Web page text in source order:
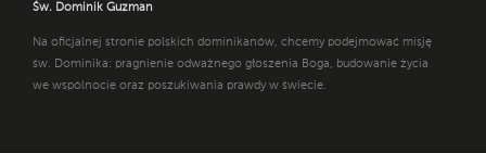
Św. Dominik Guzman
Na oficjalnej stronie polskich dominikanów, chcemy podejmować misję
św. Dominika: pragnienie odważnego głoszenia Boga, budowanie życia
we wspólnocie oraz poszukiwania prawdy w świecie.